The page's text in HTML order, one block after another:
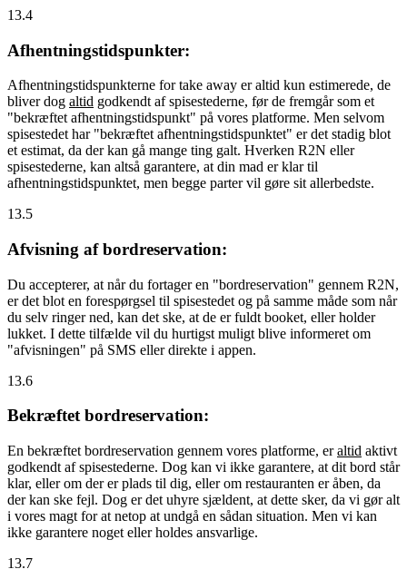
13.4
Afhentningstidspunkter:
Afhentningstidspunkterne for take away er altid kun estimerede, de
bliver dog altid godkendt af spisestederne, før de fremgår som et
"bekræftet afhentningstidspunkt" på vores platforme. Men selvom
spisestedet har "bekræftet afhentningstidspunktet" er det stadig blot
et estimat, da der kan gå mange ting galt. Hverken R2N eller
spisestederne, kan altså garantere, at din mad er klar til
afhentningstidspunktet, men begge parter vil gøre sit allerbedste.
13.5
Afvisning af bordreservation:
Du accepterer, at når du fortager en "bordreservation" gennem R2N,
er det blot en forespørgsel til spisestedet og på samme måde som når
du selv ringer ned, kan det ske, at de er fuldt booket, eller holder
lukket. I dette tilfælde vil du hurtigst muligt blive informeret om
"afvisningen" på SMS eller direkte i appen.
13.6
Bekræftet bordreservation:
En bekræftet bordreservation gennem vores platforme, eraltid aktivt
godkendt af spisestederne. Dog kan vi ikke garantere, at dit bord står
klar, eller om der er plads til dig, eller om restauranten er åben, da
der kan ske fejl. Dog er det uhyre sjældent, at dette sker, da vi gør alt
i vores magt for at netop at undgå en sådan situation. Men vi kan
ikke garantere noget eller holdes ansvarlige.
13.7